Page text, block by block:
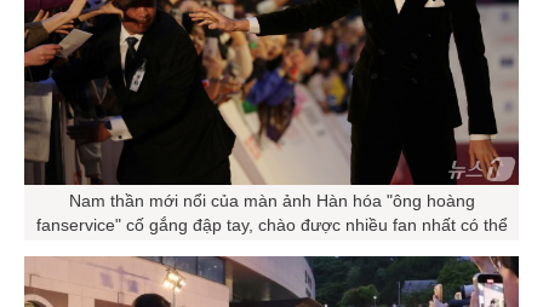
Nam thần mới nổi của màn ảnh Hàn hóa "ông hoàng
fanservice" cố gắng đập tay, chào được nhiều fan nhất có thể